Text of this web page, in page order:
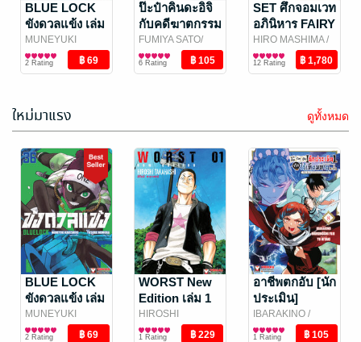
BLUE LOCK
ขังดวลแข้ง เล่ม
36
MUNEYUKI
KANESHIRO/
Vibulkij Publishing
การ์ตูนทั่วไป
2 Rating
ป๊ะป๋าคินดะอิจิ
กับคดีฆาตกรรม
ปริศนา เล่ม 2
FUMIYA SATO/
SEIMARU AMAGI
Vibulkij Publishing
การ์ตูนทั่วไป
6 Rating
SET ศึกจอมเวท
อภินิหาร FAIRY
TAIL 1-63 เล่ม
(จบ)
HIRO MASHIMA/
Vibulkij Publishing
การ์ตูนทั่วไป
12 Rating
โหดไม่ถามชื่อ
The third
secret เล่ม 2
KATSUHISA
MINAMI/ Vibulkij
Publishing
การ์ตูนทั่วไป
2 Rating
SET อาชีพ
ตกอับ [นัก
ประเมิน]
แท้จริงแล้วไร้
เทียมทานซะงั้น
~ได้รับ [เนตร
IBARAKINO/
Vibulkij Publishing
การ์ตูนทั่วไป
No Rating
ใหม่มาแรง ดูทั้งหมด
BLUE LOCK
ขังดวลแข้ง เล่ม
36
MUNEYUKI
KANESHIRO/
การ์ตูนทั่วไป
2 Rating
WORST New
Edition เล่ม 1
HIROSHI
TAKAHASHI/
การ์ตูนทั่วไป
1 Rating
อาชีพตกอับ [นัก
ประเมิน]
แท้จริงแล้วไร้
เทียมทานซะงั้น
IBARAKINO/
Vibulkij Publishing
การ์ตูนทั่วไป
1 Rating